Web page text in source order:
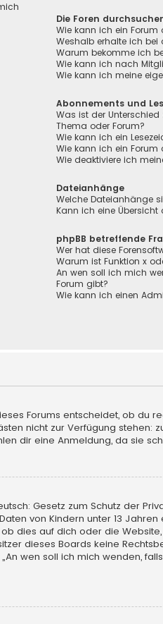
Die Foren
Wie kann ich ein Forum
Weshalb erhalte ich bei
Warum bekomme ich
Wie kann ich nach
Wie kann ich meine
Abonnements und
Was ist der
Thema oder Forum?
Wie kann ich ein
Wie kann ich ein Forum
Wie deaktiviere ich
Dateianhänge
Welche Dateianhänge
Kann ich eine
phpBB betreffende
Wer hat diese
Warum ist Funktion x
An wen soll ich mich
Forum gibt?
Wie kann ich einen
Forums entscheidet, ob du
nicht zur Verfügung stehen:
dir eine Anmeldung, da sie
Gesetz zum Schutz der
von Kindern unter 13
dies auf dich oder die
dieses Boards keine
wen soll ich mich wenden,